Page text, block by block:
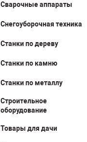
Сварочные аппараты
Снегоуборочная техника
Станки по дереву
Станки по камню
Станки по металлу
Строительное
оборудование
Товары для дачи